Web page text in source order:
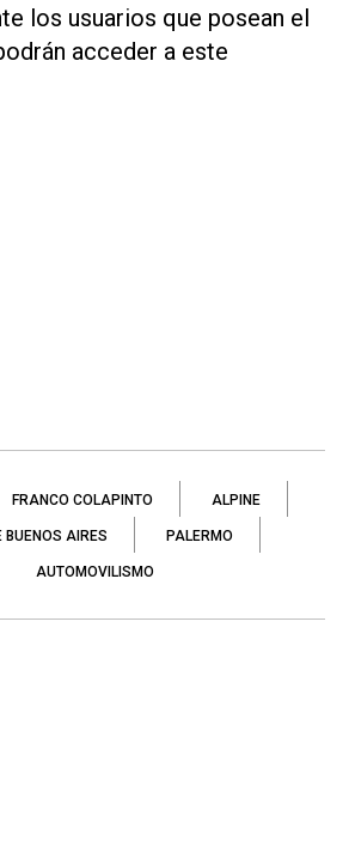
los usuarios que posean el
acceder a este
FRANCO COLAPINTO ALPINE
BUENOS AIRES PALERMO
AUTOMOVILISMO